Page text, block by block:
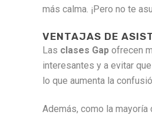
más calma. ¡Pero no te
VENTAJAS DE
Las clases Gap ofrecen
interesantes y a evitar
lo que aumenta la
Además, como la